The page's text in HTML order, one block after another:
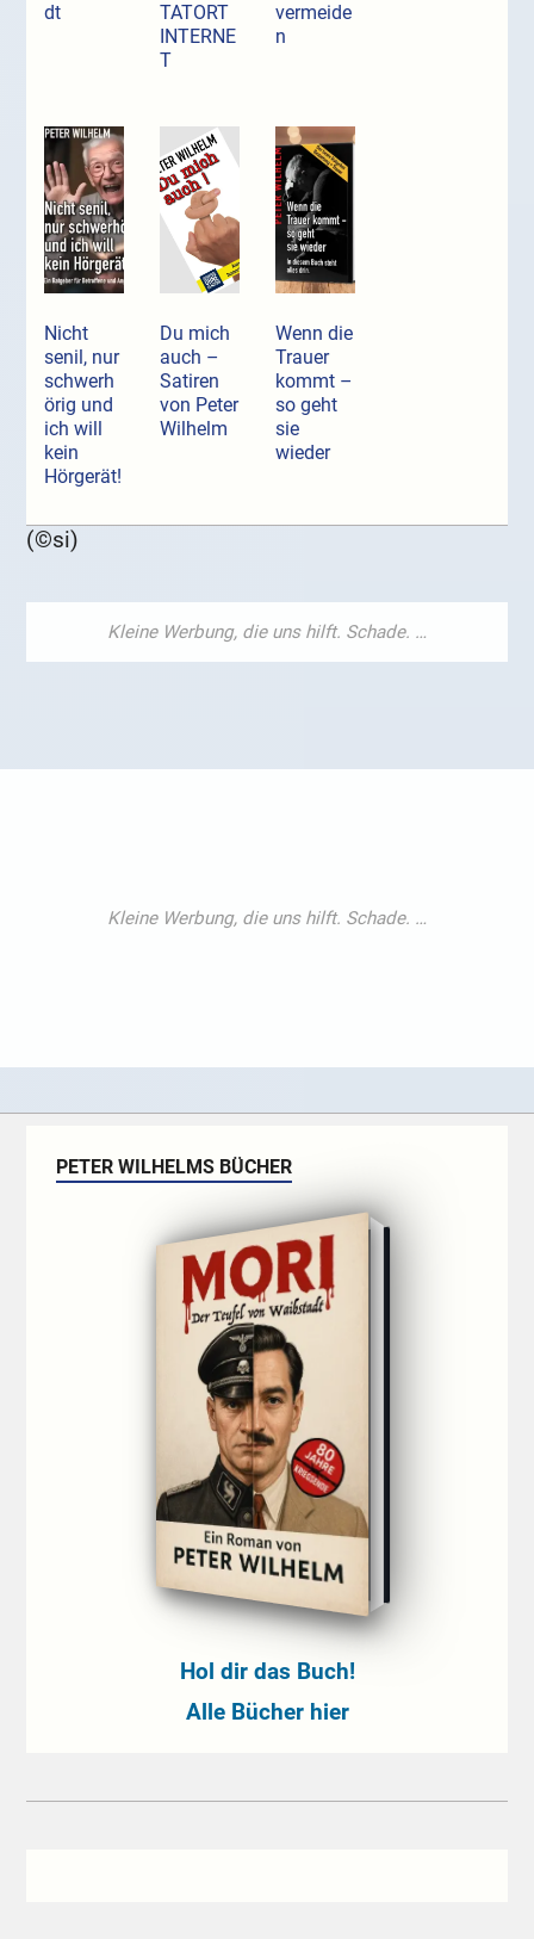
dt
TATORT
INTERNE
T
vermeide
n
Nicht
senil, nur
schwerh
örig und
ich will
kein
Hörgerät!
Du mich
auch –
Satiren
von Peter
Wilhelm
Wenn die
Trauer
kommt –
so geht
sie
wieder
(©si)
PETER WILHELMS BÜCHER
Hol dir das Buch!
Alle Bücher hier